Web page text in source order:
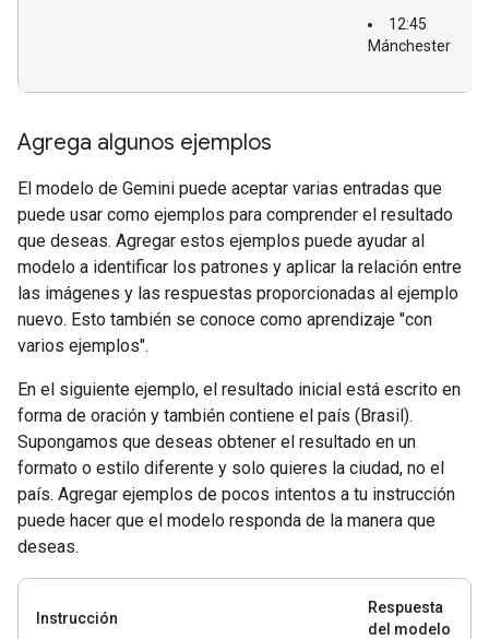
12:45
Mánchester
Agrega algunos ejemplos
El modelo de Gemini puede aceptar varias entradas que
puede usar como ejemplos para comprender el resultado
que deseas. Agregar estos ejemplos puede ayudar al
modelo a identificar los patrones y aplicar la relación entre
las imágenes y las respuestas proporcionadas al ejemplo
nuevo. Esto también se conoce como aprendizaje "con
varios ejemplos".
En el siguiente ejemplo, el resultado inicial está escrito en
forma de oración y también contiene el país (Brasil).
Supongamos que deseas obtener el resultado en un
formato o estilo diferente y solo quieres la ciudad, no el
país. Agregar ejemplos de pocos intentos a tu instrucción
puede hacer que el modelo responda de la manera que
deseas.
Instrucción
Respuesta
del modelo